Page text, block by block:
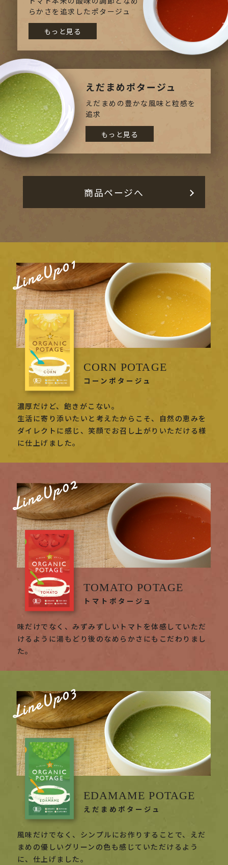
らかさを追求したポタージュ
もっと見る
えだまめポタージュ
えだまめの豊かな風味と粒感を
追求
もっと見る
商品ページへ
CORN POTAGE
コーンポタージュ
濃厚だけど、飽きがこない。
生活に寄り添いたいと考えたからこそ、自然の恵みを
ダイレクトに感じ、笑顔でお召し上がりいただける様
に仕上げました。
TOMATO POTAGE
トマトポタージュ
味だけでなく、みずみずしいトマトを体感していただ
けるように湯もどり後のなめらかさにもこだわりまし
た。
EDAMAME POTAGE
えだまめポタージュ
風味だけでなく、シンプルにお作りすることで、えだ
まめの優しいグリーンの色も感じていただけるよう
に、仕上げました。